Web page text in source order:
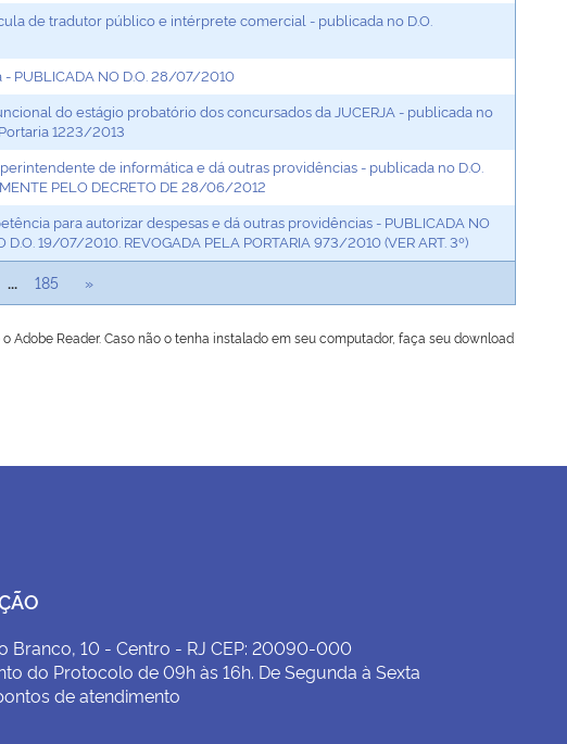
de tradutor público e intérprete comercial - publicada no D.O.
PUBLICADA NO D.O. 28/07/2010
do estágio probatório dos concursados da JUCERJA - publicada no
1223/2013
de informática e dá outras providências - publicada no D.O.
PELO DECRETO DE 28/06/2012
para autorizar despesas e dá outras providências - PUBLICADA NO
D.O. 19/07/2010. REVOGADA PELA PORTARIA 973/2010 (VER ART. 3º)
185 »
Reader. Caso não o tenha instalado em seu computador, faça seu download
Branco, 10 - Centro - RJ CEP: 20090-000
do Protocolo de 09h às 16h. De Segunda à Sexta
de atendimento